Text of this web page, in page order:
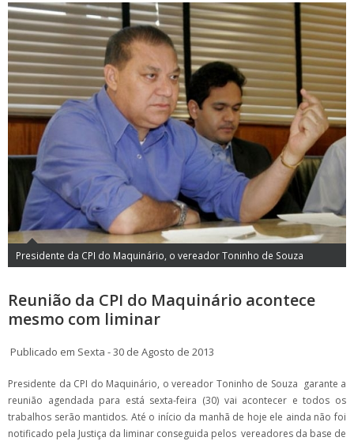
Presidente da CPI do Maquinário, o vereador Toninho de Souza
Reunião da CPI do Maquinário acontece
mesmo com liminar
Publicado em Sexta - 30 de Agosto de 2013
Presidente da CPI do Maquinário, o vereador Toninho de Souza garante a
reunião agendada para está sexta-feira (30) vai acontecer e todos os
trabalhos serão mantidos. Até o início da manhã de hoje ele ainda não foi
notificado pela Justiça da liminar conseguida pelos vereadores da base de